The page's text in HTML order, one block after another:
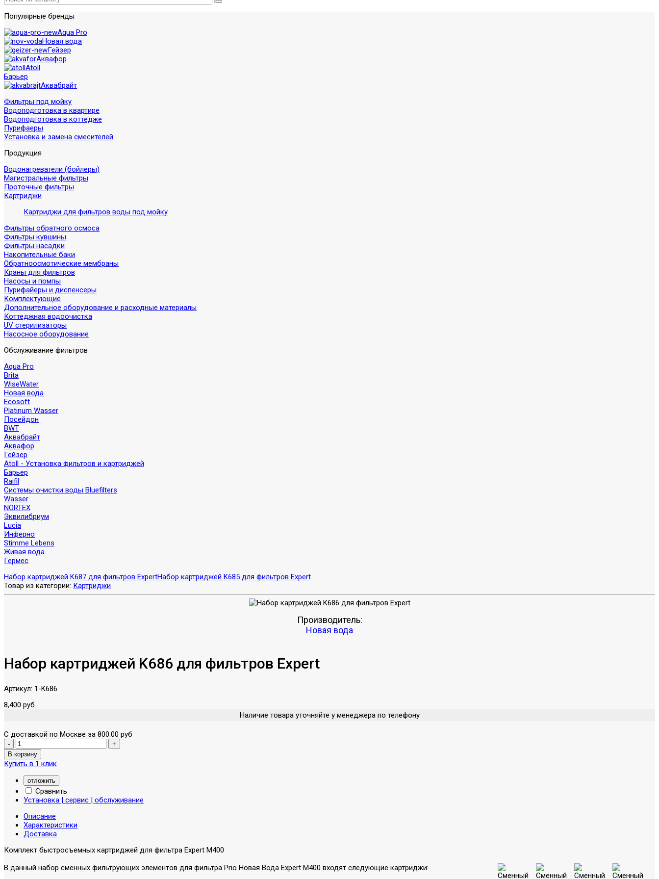
Популярные бренды
Aqua Pro
Новая вода
Гейзер
Аквафор
Atoll
Барьер
Аквабрайт
Фильтры под мойку
Водоподготовка в квартире
Водоподготовка в коттедже
Пурифаеры
Установка и замена смесителей
Продукция
Водонагреватели (бойлеры)
Магистральные фильтры
Проточные фильтры
Картриджи
Картриджи для фильтров воды под мойку
Фильтры обратного осмоса
Фильтры кувшины
Фильтры насадки
Накопительные баки
Обратноосмотические мембраны
Краны для фильтров
Насосы и помпы
Пурифайеры и диспенсеры
Комплектующие
Дополнительное оборудование и расходные материалы
Коттеджная водоочистка
UV стерилизаторы
Насосное оборудование
Обслуживание фильтров
Aqua Pro
Brita
WiseWater
Новая вода
Ecosoft
Platinum Wasser
Посейдон
BWT
Аквабрайт
Аквафор
Гейзер
Atoll - Установка фильтров и картриджей
Барьер
Raifil
Системы очистки воды Bluefilters
Wasser
NORTEX
Эквилибриум
Lucia
Инферно
Stimme Lebens
Живая вода
Гермес
Набор картриджей K687 для фильтров ExpertНабор картриджей K685 для фильтров Expert
Товар из категории: Картриджи
Производитель:
Новая вода
Набор картриджей K686 для фильтров Expert
Артикул: 1-K686
8,400 руб
Наличие товара уточняйте у менеджера по телефону
С доставкой по Москве за 800.00 руб
Купить в 1 клик
отложить
Сравнить
Установка | сервис | обслуживание
Описание
Характеристики
Доставка
Комплект быстросъемных картриджей для фильтра Expert M400
В данный набор сменных фильтрующих элементов для фильтра Prio Новая Вода Expert M400 входят следующие картриджи: